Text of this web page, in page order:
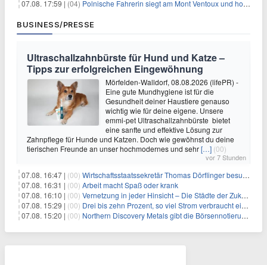
07.08. 17:59 | (04) Polnische Fahrerin siegt am Mont Ventoux und holt Tour-Gelb
BUSINESS/PRESSE
Ultraschallzahnbürste für Hund und Katze –
Tipps zur erfolgreichen Eingewöhnung
Mörfelden-Walldorf, 08.08.2026 (lifePR) -
Eine gute Mundhygiene ist für die
Gesundheit deiner Haustiere genauso
wichtig wie für deine eigene. Unsere
emmi-pet Ultraschallzahnbürste bietet
eine sanfte und effektive Lösung zur
Zahnpflege für Hunde und Katzen. Doch wie gewöhnst du deine
tierischen Freunde an unser hochmodernes und sehr[…] (00)
vor 7 Stunden
07.08. 16:47 | (00) Wirtschaftsstaatssekretär Thomas Dörflinger besucht Handwerksbetrieb im Kammerbezirk Freiburg
07.08. 16:31 | (00) Arbeit macht Spaß oder krank
07.08. 16:10 | (00) Vernetzung in jeder Hinsicht – Die Städte der Zukunft sind grün-blau
07.08. 15:29 | (00) Drei bis zehn Prozent, so viel Strom verbraucht ein Aufzug im Gebäude
07.08. 15:20 | (00) Northern Discovery Metals gibt die Börsennotierung an der Frankfurter Wertpapierbörse bekannt